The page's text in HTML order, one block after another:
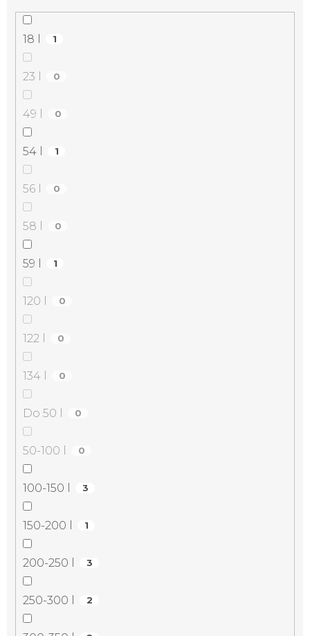
18 l 1
23 l 0
49 l 0
54 l 1
56 l 0
58 l 0
59 l 1
120 l 0
122 l 0
134 l 0
Do 50 l 0
50-100 l 0
100-150 l 3
150-200 l 1
200-250 l 3
250-300 l 2